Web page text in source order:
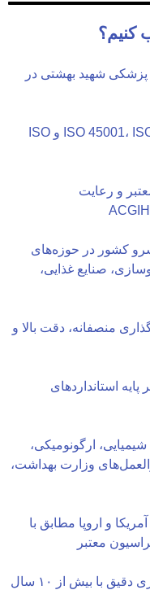
شهید بهشتی در
۲- دارای گواهی‌های بین‌المللی ISO 45001، ISO 10004 و ISO
و رعایت
کشور در حوزه‌های
صنایع غذایی،
منصفانه، دقت بالا و
استانداردهای
ارگونومیکی،
وزارت بهداشت،
و اروپا مطابق با
معتبر
۹- تهیه گزارش‌های رسمی، علمی و آماری دقیق با بیش از ۱۰ سال